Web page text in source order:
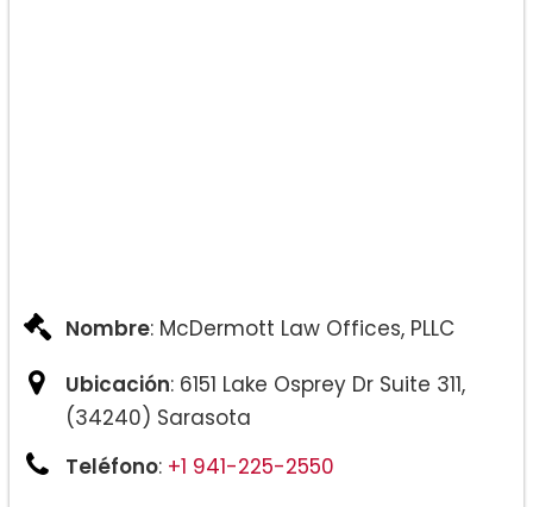
Nombre: McDermott Law Offices, PLLC
Ubicación: 6151 Lake Osprey Dr Suite 311,
(34240) Sarasota
Teléfono: +1 941-225-2550